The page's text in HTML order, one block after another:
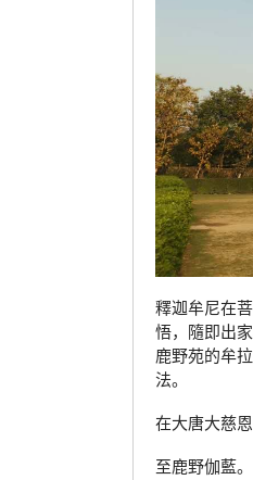
釋迦牟尼在
悟，隨即出
鹿野苑的牟
法。
在大唐大慈
至鹿野伽藍